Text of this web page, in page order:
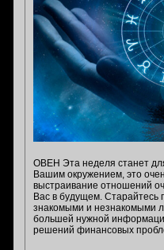
ОВЕН Эта неделя станет
Вашим окружением, это
выстраивание отношений
Вас в будущем. Старайтесь
знакомыми и незнакомыми
большей нужной
решений финансовых